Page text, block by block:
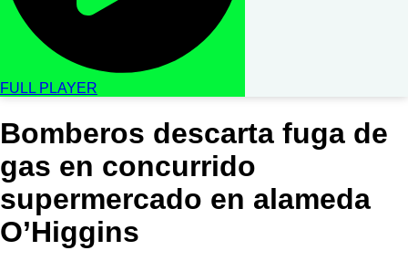
FULL PLAYER
Bomberos descarta fuga de
gas en concurrido
supermercado en alameda
O’Higgins